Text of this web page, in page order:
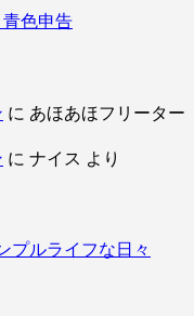
色申告
に あほあほフリーター
に ナイス より
プルライフな日々